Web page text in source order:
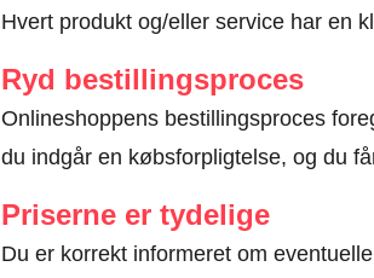
Hvert produkt og/eller service har en
Ryd bestillingsproces
Onlineshoppens bestillingsproces
du indgår en købsforpligtelse, og du
Priserne er tydelige
Du er korrekt informeret om